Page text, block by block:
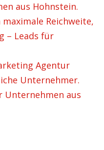
aus Hohnstein.
Reichweite,
– Leads für
Agentur
Unternehmer.
Unternehmen aus